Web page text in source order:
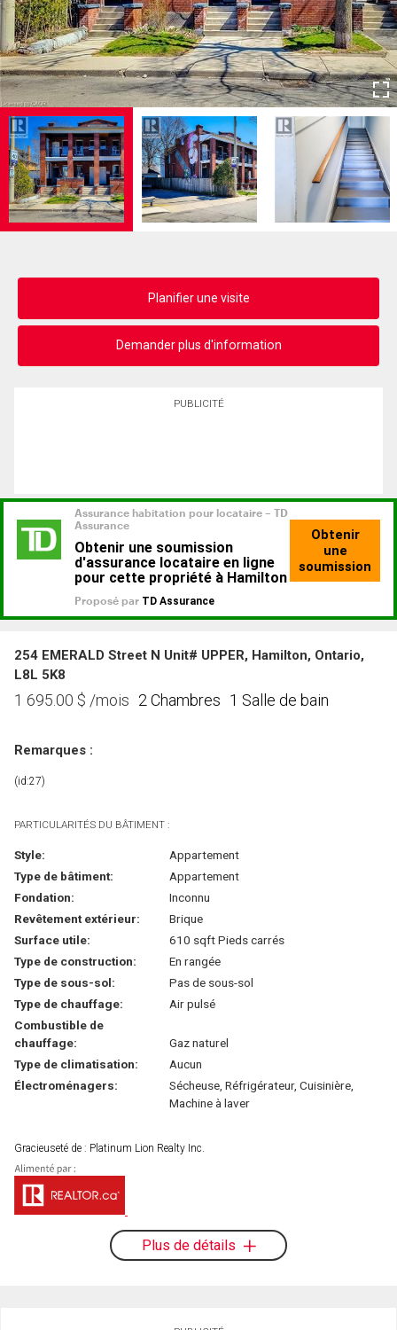
Planifier une visite
Demander plus d'information
PUBLICITÉ
254 EMERALD Street N Unit# UPPER, Hamilton, Ontario,
L8L 5K8
1 695.00 $ /mois 2 Chambres 1 Salle de bain
Remarques :
(id:27)
PARTICULARITÉS DU BÂTIMENT :
Style:
Appartement
Type de bâtiment:
Appartement
Fondation:
Inconnu
Revêtement extérieur:
Brique
Surface utile:
610 sqft Pieds carrés
Type de construction:
En rangée
Type de sous-sol:
Pas de sous-sol
Type de chauffage:
Air pulsé
Combustible de
chauffage:
Gaz naturel
Type de climatisation:
Aucun
Électroménagers:
Sécheuse, Réfrigérateur, Cuisinière,
Machine à laver
Gracieuseté de : Platinum Lion Realty Inc.
Plus de détails